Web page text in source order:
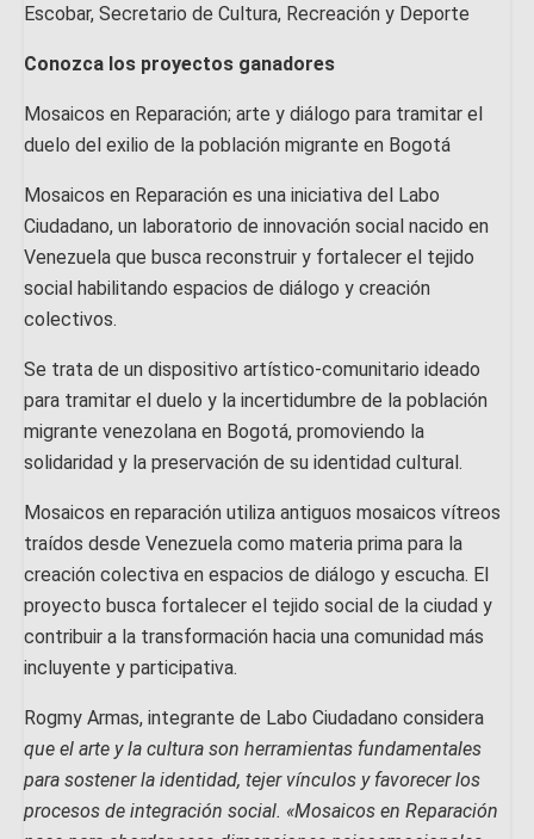
Escobar, Secretario de Cultura, Recreación y Deporte
Conozca los proyectos ganadores
Mosaicos en Reparación; arte y diálogo para tramitar el
duelo del exilio de la población migrante en Bogotá
Mosaicos en Reparación es una iniciativa del Labo
Ciudadano, un laboratorio de innovación social nacido en
Venezuela que busca reconstruir y fortalecer el tejido
social habilitando espacios de diálogo y creación
colectivos.
Se trata de un dispositivo artístico-comunitario ideado
para tramitar el duelo y la incertidumbre de la población
migrante venezolana en Bogotá, promoviendo la
solidaridad y la preservación de su identidad cultural.
Mosaicos en reparación utiliza antiguos mosaicos vítreos
traídos desde Venezuela como materia prima para la
creación colectiva en espacios de diálogo y escucha. El
proyecto busca fortalecer el tejido social de la ciudad y
contribuir a la transformación hacia una comunidad más
incluyente y participativa.
Rogmy Armas, integrante de Labo Ciudadano considera
que el arte y la cultura son herramientas fundamentales
para sostener la identidad, tejer vínculos y favorecer los
procesos de integración social. «Mosaicos en Reparación